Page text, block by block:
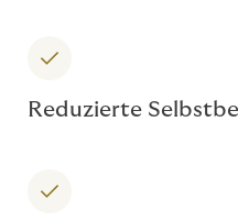
Reduzierte